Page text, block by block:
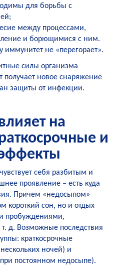
для борьбы с
между процессами,
и борющимися с ним.
иммунитет не «перегорает».
силы организма
получает новое снаряжение
защиты от инфекции.
на
и
себя разбитым и
проявление – есть куда
Причем «недосыпом»
короткий сон, но и отдых
пробуждениями,
д. Возможные последствия
краткосрочные
ночей) и
постоянном недосыпе).